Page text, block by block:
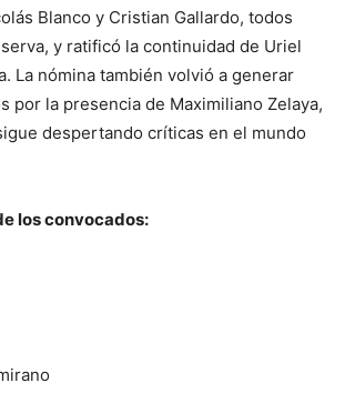
Blanco y Cristian Gallardo, todos
y ratificó la continuidad de Uriel
La nómina también volvió a generar
por la presencia de Maximiliano Zelaya,
despertando críticas en el mundo
los convocados: